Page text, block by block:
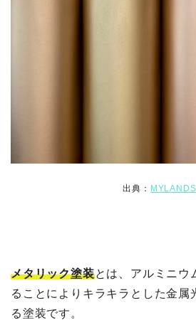
出典： MYLANDS
メタリック塗装とは、アルミニウ
ることによりキラキラとした金属
る塗装です。